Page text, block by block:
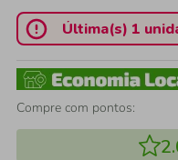
Última(s) 1
Compre com pontos: